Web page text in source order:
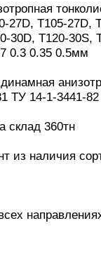
27D, T105-27D,
30D, T120-30S,
0.3 0.35 0.5мм
ТУ 14-1-3441-
склад 360тн
из наличия